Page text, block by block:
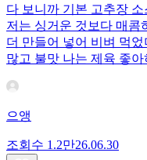
다 보니까 기본 고추장
저는 싱거운 것보다 매콤
더 만들어 넣어 비벼 먹
많고 불맛 나는 제육 좋
으앵
조회수 1.2만26.06.30